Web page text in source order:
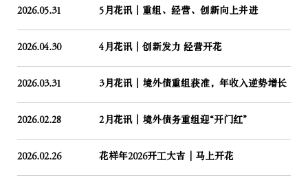
2026.05.31 5月花讯｜重组、经营、创新向上并进
2026.04.30 4月花讯｜创新发力 经营开花
2026.03.31 3月花讯｜境外债重组获准，年收入逆势增长
2026.02.28 2月花讯｜境外债务重组迎“开门红”
2026.02.26 花样年2026开工大吉│马上开花